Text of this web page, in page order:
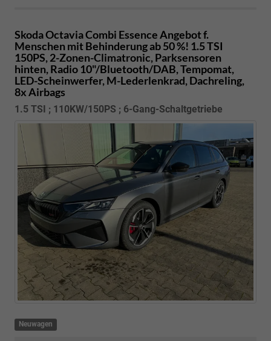
Skoda Octavia Combi Essence Angebot f.
Menschen mit Behinderung ab 50 %! 1.5 TSI
150PS, 2-Zonen-Climatronic, Parksensoren
hinten, Radio 10"/Bluetooth/DAB, Tempomat,
LED-Scheinwerfer, M-Lederlenkrad, Dachreling,
8x Airbags
1.5 TSI ; 110KW/150PS ; 6-Gang-Schaltgetriebe
Neuwagen